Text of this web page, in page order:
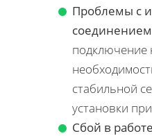
Проблемы с
подключение
стабильной
установки
Сбой в